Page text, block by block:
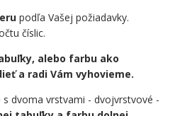
podľa Vašej požiadavky.
číslic.
alebo farbu ako
a radi Vám vyhovieme.
s dvoma vrstvami - dvojvrstvové -